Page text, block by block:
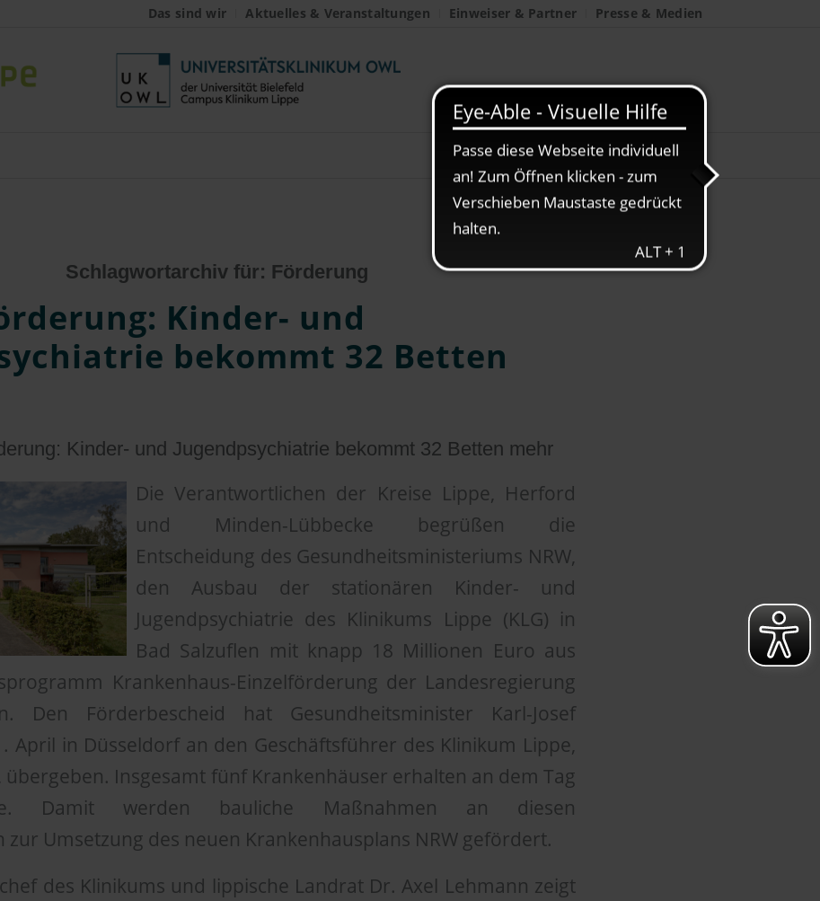
Das sind wir Aktuelles & Veranstaltungen Einweiser & Partner Presse & Medien
Schlagwortarchiv für: Förderung
Kinder- und
bekommt 32 Betten
Kinder- und Jugendpsychiatrie bekommt 32 Betten mehr
Die Verantwortlichen der Kreise Lippe, Herford
und Minden-Lübbecke begrüßen die
Entscheidung des Gesundheitsministeriums NRW,
den Ausbau der stationären Kinder- und
Jugendpsychiatrie des Klinikums Lippe (KLG) in
Bad Salzuflen mit knapp 18 Millionen Euro aus
Krankenhaus-Einzelförderung der Landesregierung
Den Förderbescheid hat Gesundheitsminister Karl-Josef
April in Düsseldorf an den Geschäftsführer des Klinikum Lippe,
übergeben. Insgesamt fünf Krankenhäuser erhalten an dem Tag
Damit werden bauliche Maßnahmen an diesen
zur Umsetzung des neuen Krankenhausplans NRW gefördert.
des Klinikums und lippische Landrat Dr. Axel Lehmann zeigt